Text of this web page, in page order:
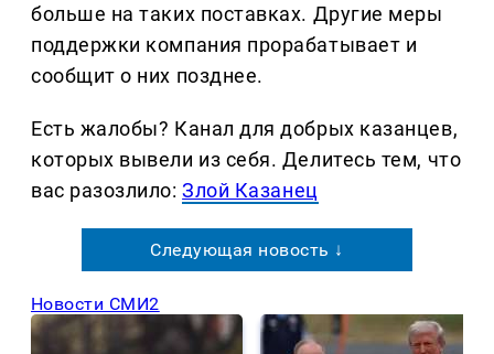
больше на таких поставках. Другие меры
поддержки компания прорабатывает и
сообщит о них позднее.
Есть жалобы? Канал для добрых казанцев,
которых вывели из себя. Делитеcь тем, что
вас разозлило:Злой Казанец
Следующая новость ↓
Новости СМИ2